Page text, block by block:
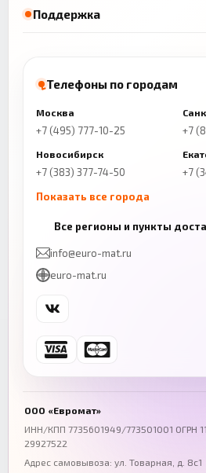
Поддержка
Телефоны по городам
Москва
+7 (495) 777-10-25 +7
Новосибирск
+7 (383) 377-74-50
+7
Показать все города
+7 (843) 206-01-30
Челябинск
+7 (343) 300-99-67
Ростов-на-Дону
+7 (863) 333-50-75
Волгоград
+7 (844) 261-36-12
Омск
Все регионы и пункты
info@euro-mat.ru
euro-mat.ru
ООО «Евромат»
ИНН/КПП 7735601949/773501001 ОГРН
29927522
Адрес самовывоза: ул. Товарная, д. 8с1